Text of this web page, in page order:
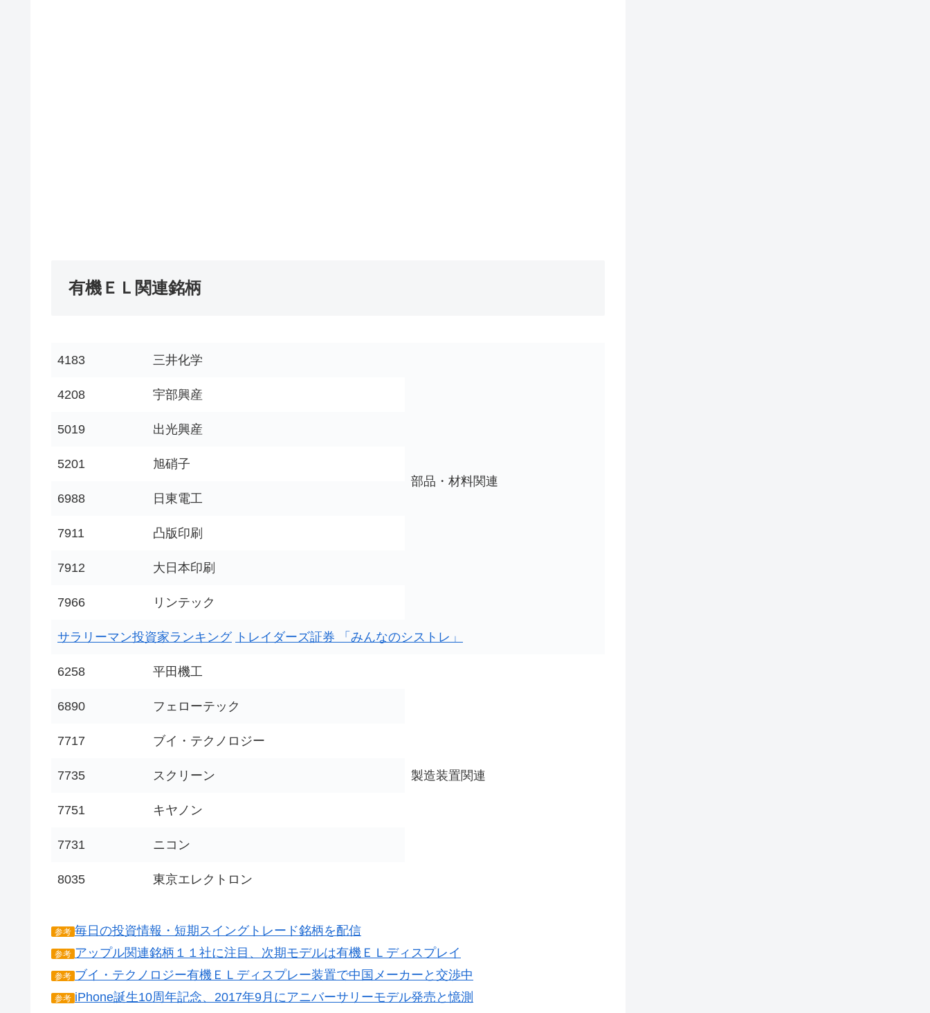
有機ＥＬ関連銘柄
4183 三井化学
部品・材料関連
4208 宇部興産
5019 出光興産
5201 旭硝子
6988 日東電工
7911 凸版印刷
7912 大日本印刷
7966 リンテック
サラリーマン投資家ランキング トレイダーズ証券 「みんなのシストレ」
6258 平田機工
製造装置関連
6890 フェローテック
7717 ブイ・テクノロジー
7735 スクリーン
7751 キヤノン
7731 ニコン
8035 東京エレクトロン
参考 毎日の投資情報・短期スイングトレード銘柄を配信
参考 アップル関連銘柄１１社に注目、次期モデルは有機ＥＬディスプレイ
参考 ブイ・テクノロジー有機ＥＬディスプレー装置で中国メーカーと交渉中
参考 iPhone誕生10周年記念、2017年9月にアニバーサリーモデル発売と憶測